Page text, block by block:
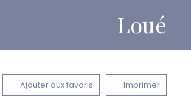
Loué
Ajouter aux favoris Imprimer